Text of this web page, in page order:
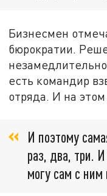
Бизнесмен
бюрократии.
есть командир
отряда. И на этом
И поэтому
раз, два, три.
могу сам с ним